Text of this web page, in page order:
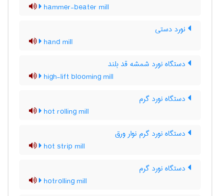
hammer-beater mill
نورد دستی
hand mill
دستگاه نورد شمشه قد بلند
high-lift blooming mill
دستگاه نورد گرم
hot rolling mill
دستگاه نورد گرم نوار ورق
hot strip mill
دستگاه نورد گرم
hotrolling mill